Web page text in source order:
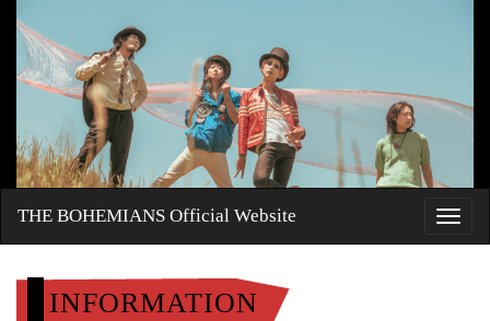
THE BOHEMIANS Official Website
INFORMATION